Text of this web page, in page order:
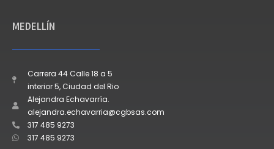
MEDELLÍN
Carrera 44 Calle 18 a 5
interior 5, Ciudad del Rio
Alejandra Echavarría.
alejandra.echavarria@cgbsas.com
317 485 9273
317 485 9273